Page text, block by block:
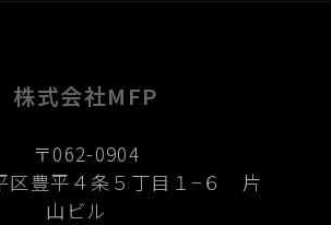
株式会社MFP
〒062-0904
区豊平４条５丁目１−６ 片
山ビル